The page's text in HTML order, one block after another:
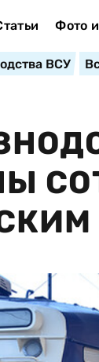
Фото
ВСУ